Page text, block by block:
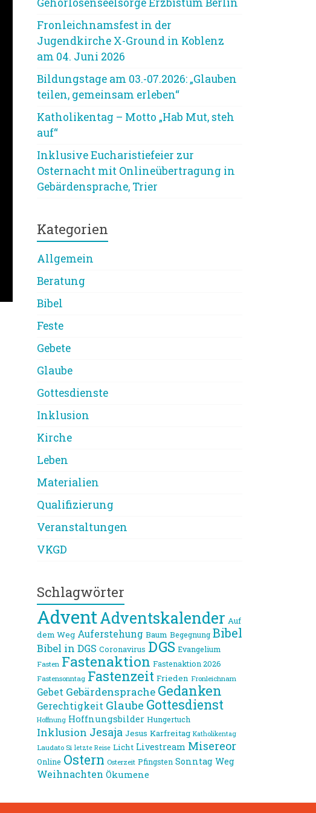
Fronleichnamsfest in der
Jugendkirche X-Ground in Koblenz
am 04. Juni 2026
Bildungstage am 03.-07.2026: „Glauben
teilen, gemeinsam erleben“
Katholikentag – Motto „Hab Mut, steh
auf“
Inklusive Eucharistiefeier zur
Osternacht mit Onlineübertragung in
Gebärdensprache, Trier
Kategorien
Allgemein
Beratung
Bibel
Feste
Gebete
Glaube
Gottesdienste
Inklusion
Kirche
Leben
Materialien
Qualifizierung
Veranstaltungen
VKGD
Schlagwörter
AdventAdventskalender Auf
dem Weg Auferstehung Baum Begegnung Bibel
Bibel in DGS Coronavirus DGS Evangelium
Fasten Fastenaktion Fastenaktion 2026
Fastensonntag Fastenzeit Frieden Fronleichnam
Gebet Gebärdensprache Gedanken
Gerechtigkeit Glaube Gottesdienst
Hoffnung Hoffnungsbilder Hungertuch
Inklusion Jesaja Jesus Karfreitag Katholikentag
Laudato Si letzte Reise Licht Livestream Misereor
Online Ostern Osterzeit Pfingsten Sonntag Weg
Weihnachten Ökumene